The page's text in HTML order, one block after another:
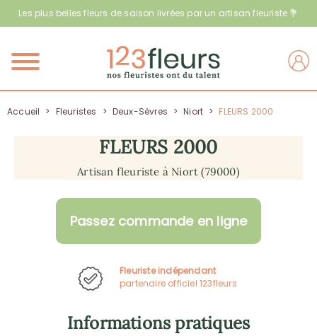
Les plus belles fleurs de saison livrées par un artisan fleuriste 💐
Menu
Accueil > Fleuristes > Deux-Sèvres > Niort > FLEURS 2000
FLEURS 2000
Artisan fleuriste à Niort (79000)
Passez commande en ligne
Fleuriste indépendant
partenaire officiel 123fleurs
Informations pratiques